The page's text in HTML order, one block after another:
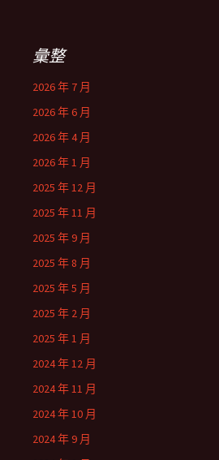
彙整
2026 年 7 月
2026 年 6 月
2026 年 4 月
2026 年 1 月
2025 年 12 月
2025 年 11 月
2025 年 9 月
2025 年 8 月
2025 年 5 月
2025 年 2 月
2025 年 1 月
2024 年 12 月
2024 年 11 月
2024 年 10 月
2024 年 9 月